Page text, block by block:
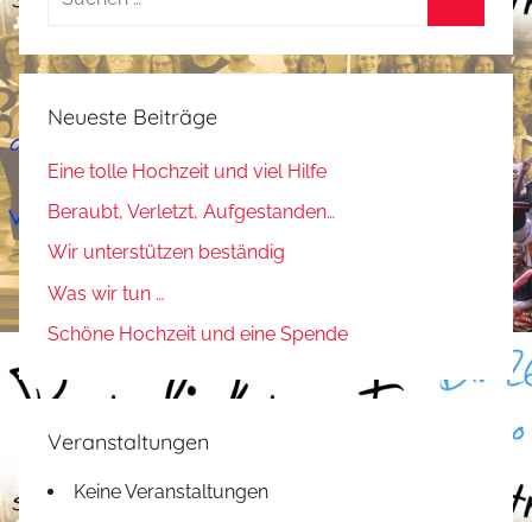
Suchen
Neueste Beiträge
Eine tolle Hochzeit und viel Hilfe
Beraubt, Verletzt, Aufgestanden…
Wir unterstützen beständig
Was wir tun …
Schöne Hochzeit und eine Spende
Veranstaltungen
Keine Veranstaltungen